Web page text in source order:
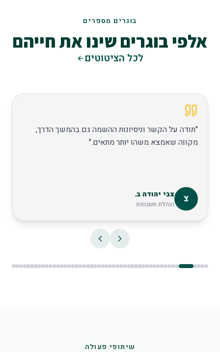
בוגרים מספרים
אלפי בוגרים שינו את חייהם
לכל הציטוטים
"מאוד נהנתי בלימוד מקצוע"
ל לאה ב.
מזכירות רפואית
שיתופי פעולה